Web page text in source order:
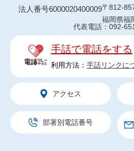
法人番号6000020400009〒812-
福岡県福
代表電話：092-
手話で電話をする
利用方法： 手話リンクに
アクセス
部署別電話番号